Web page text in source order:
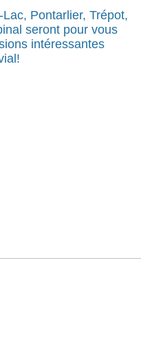
Pontarlier, Trépot,
seront pour vous
intéressantes